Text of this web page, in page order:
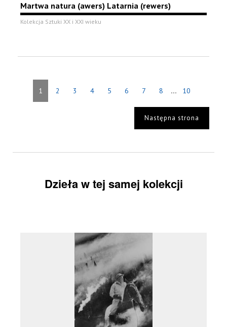
Martwa natura (awers) Latarnia (rewers)
Kolekcja Sztuki XX i XXI wieku
1 2 3 4 5 6 7 8 ... 10
Następna strona
Dzieła w tej samej kolekcji